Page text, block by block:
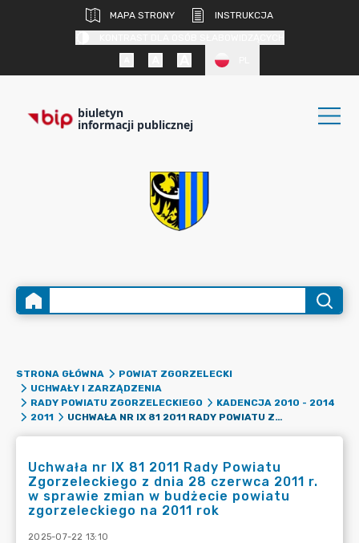
MAPA STRONY
INSTRUKCJA
biuletyn
informacji publicznej
STRONA GŁÓWNA
POWIAT ZGORZELECKI
UCHWAŁY I ZARZĄDZENIA
RADY POWIATU ZGORZELECKIEGO
KADENCJA 2010 - 2014
2011
UCHWAŁA NR IX 81 2011 RADY POWIATU ZGORZELECKIEGO Z DNIA 28 CZERWCA 2011 R. W SPRAWIE ZMIAN W BUDŻECIE POWIATU ZGORZELECKIEGO NA 2011 ROK
Uchwała nr IX 81 2011 Rady Powiatu
Zgorzeleckiego z dnia 28 czerwca 2011 r.
w sprawie zmian w budżecie powiatu
zgorzeleckiego na 2011 rok
2025-07-22 13:10